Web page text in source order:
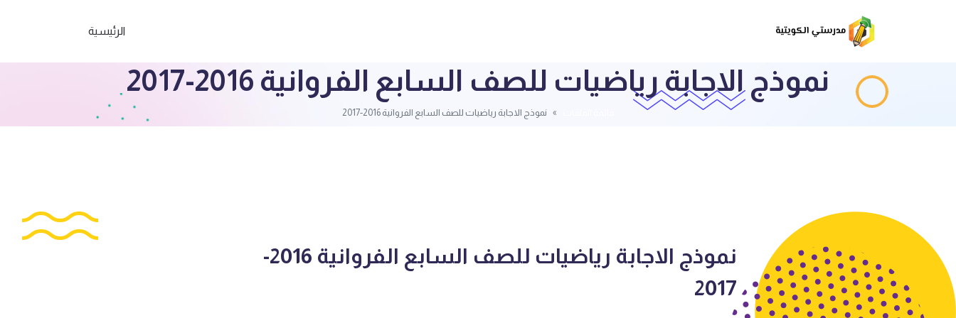
الرئيسية
نموذج الاجابة رياضيات للصف السابع الفروانية 2016-2017
نموذج الاجابة رياضيات للصف السابع الفروانية 2016-2017
نموذج الاجابة رياضيات للصف السابع الفروانية 2016-
2017